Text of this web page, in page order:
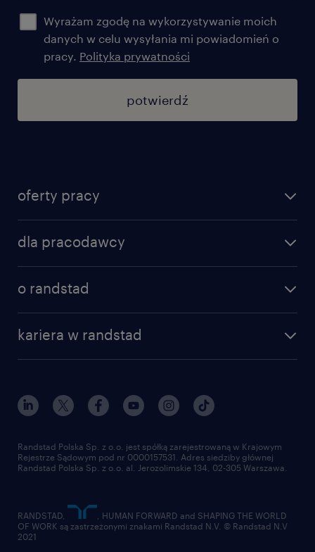
Wyrażam zgodę na wykorzystywanie moich
danych w celu wysyłania mi powiadomień o
pracy. Polityka prywatności
potwierdź
oferty pracy
specjalizacje
praca w amazon
dla pracodawcy
o randstad
dla mediów
dla dostawców
kariera w randstad
nasz świat
pracuj w randstad
złóż CV
Randstad Polska Sp. z o.o. jest spółką zarejestrowaną w Krajowym
Rejestrze Sądowym pod nr 0000157531. Adres siedziby głównej
Randstad Polska Sp. z o.o. al. Jerozolimskie 134, 02-305 Warszawa.
RANDSTAD,
, HUMAN FORWARD and SHAPING THE WORLD
OF WORK są zastrzeżonymi znakami Randstad N.V. © Randstad N.V
2021